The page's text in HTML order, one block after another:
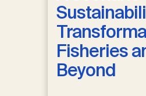
Fisheries
Beyond